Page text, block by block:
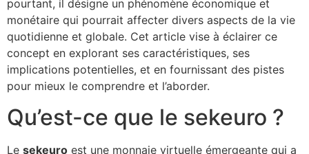
pourtant, il désigne un phénomène économique et
monétaire qui pourrait affecter divers aspects de la vie
quotidienne et globale. Cet article vise à éclairer ce
concept en explorant ses caractéristiques, ses
implications potentielles, et en fournissant des pistes
pour mieux le comprendre et l’aborder.
Qu’est-ce que le sekeuro ?
Le sekeuro est une monnaie virtuelle émergeante qui a